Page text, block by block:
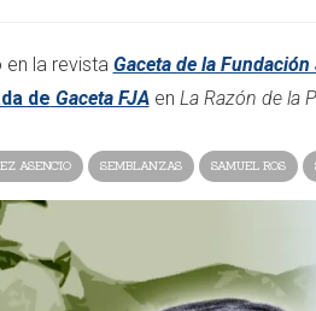
en la revista Gaceta de la
de Gaceta FJAen La Razón de la
ASENCIO SEMBLANZAS SAMUEL ROS